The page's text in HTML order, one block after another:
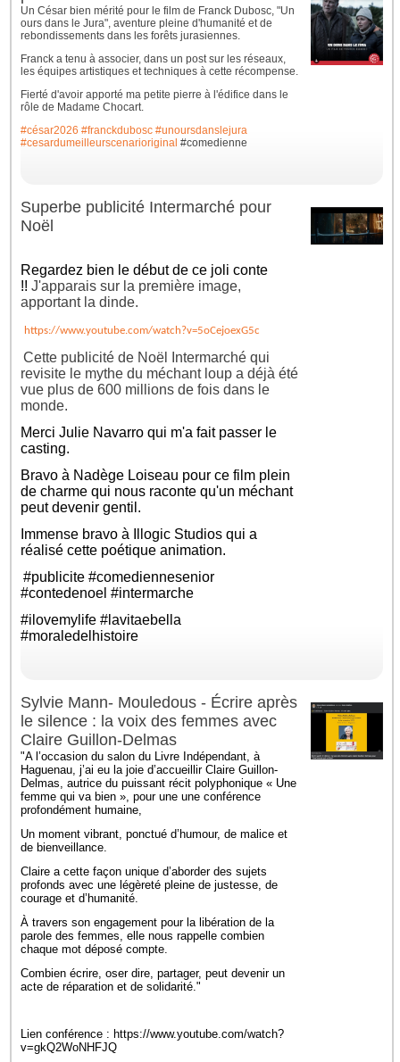
Un César bien mérité pour le film de Franck Dubosc, "Un
ours dans le Jura", aventure pleine d'humanité et de
rebondissements dans les forêts jurasiennes.
Franck a tenu à associer, dans un post sur les réseaux,
les équipes artistiques et techniques à cette récompense.
Fierté d'avoir apporté ma petite pierre à l'édifice dans le
rôle de Madame Chocart.
#césar2026 #franckdubosc #unoursdanslejura
#cesardumeilleurscenarioriginal #comedienne
Superbe publicité Intermarché pour
Noël
Regardez bien le début de ce joli conte
!!J'apparais sur la première image,
apportant la dinde.
https://www.youtube.com/watch?v=5oCejoexG5c
Cette publicité de Noël Intermarché qui
revisite le mythe du méchant loup a déjà été
vue plus de 600 millions de fois dans le
monde.
MerciJulie Navarro qui m'a fait passer le
casting.
Bravo à Nadège Loiseau pour ce film plein
de charme qui nous raconte qu'un méchant
peut devenir gentil.
Immense bravo à Illogic Studios qui a
réalisé cette poétique animation.
#publicite #comediennesenior
#contedenoel #intermarche
#ilovemylife #lavitaebella
#moraledelhistoire
Sylvie Mann- Mouledous - Écrire après
le silence : la voix des femmes avec
Claire Guillon-Delmas
"A l’occasion du salon du Livre Indépendant, à
Haguenau, j’ai eu la joie d’accueillir Claire Guillon-
Delmas, autrice du puissant récit polyphonique « Une
femme qui va bien », pour une une conférence
profondément humaine,
Un moment vibrant, ponctué d’humour, de malice et
de bienveillance.
Claire a cette façon unique d’aborder des sujets
profonds avec une légèreté pleine de justesse, de
courage et d’humanité.
À travers son engagement pour la libération de la
parole des femmes, elle nous rappelle combien
chaque mot déposé compte.
Combien écrire, oser dire, partager, peut devenir un
acte de réparation et de solidarité."
Lien conférence : https://www.youtube.com/watch?
v=gkQ2WoNHFJQ